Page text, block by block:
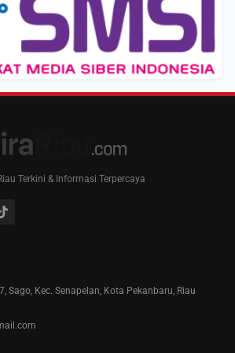
Terkini & Informasi Terpercaya
Sago, Kec. Senapelan, Kota Pekanbaru, Riau